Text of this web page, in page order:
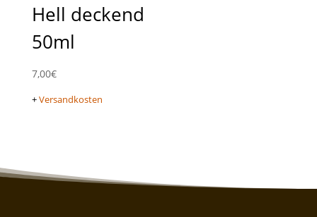
Hell deckend
50ml
7,00€
+Versandkosten